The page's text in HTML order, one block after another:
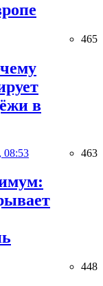
465
в
08:53 463
448